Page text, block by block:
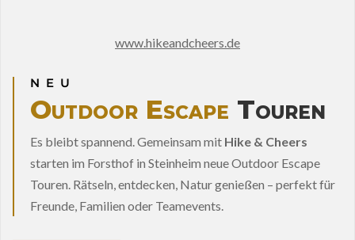
www.hikeandcheers.de
NEU
Outdoor Escape Touren
Es bleibt spannend. Gemeinsam mit Hike & Cheers
starten im Forsthof in Steinheim neue Outdoor Escape
Touren. Rätseln, entdecken, Natur genießen – perfekt für
Freunde, Familien oder Teamevents.